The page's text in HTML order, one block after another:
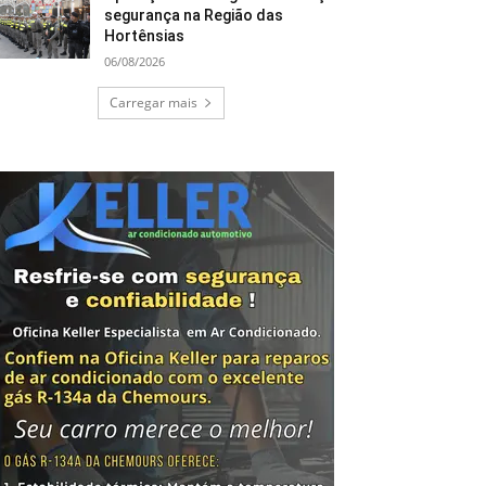
segurança na Região das
Hortênsias
06/08/2026
Carregar mais